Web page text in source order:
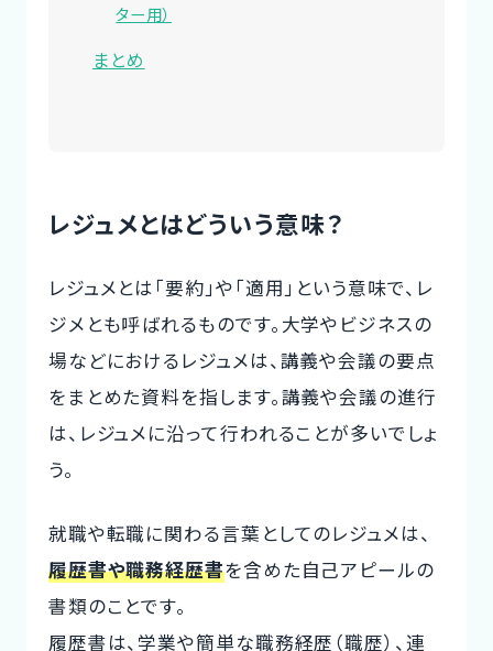
ター用）
まとめ
レジュメとはどういう意味？
レジュメとは「要約」や「適用」という意味で、レ
ジメとも呼ばれるものです。大学やビジネスの
場などにおけるレジュメは、講義や会議の要点
をまとめた資料を指します。講義や会議の進行
は、レジュメに沿って行われることが多いでしょ
う。
就職や転職に関わる言葉としてのレジュメは、
履歴書や職務経歴書を含めた自己アピールの
書類のことです。
履歴書は、学業や簡単な職務経歴（職歴）、連